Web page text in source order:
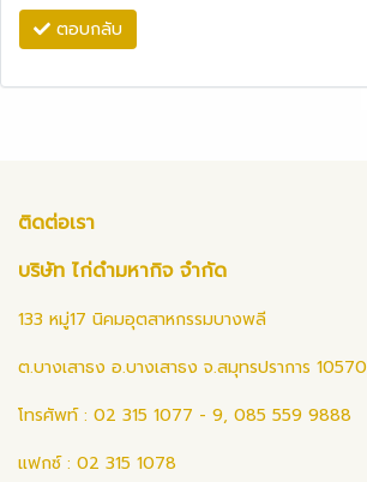
ตอบกลับ
ติดต่อเรา
บริษัท ไก่ดำมหากิจ จำกัด
133 หมู่17 นิคมอุตสาหกรรมบางพลี
ต.บางเสาธง อ.บางเสาธง จ.สมุทรปราการ 10570
โทรศัพท์ : 02 315 1077 - 9, 085 559 9888
แฟกซ์ : 02 315 1078